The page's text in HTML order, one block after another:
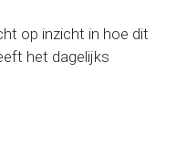
op inzicht in hoe dit
het dagelijks